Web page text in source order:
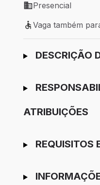
Modelo de trabalho:
Presencial
Vaga também para
Vaga também
Ir para candidatura
DESCRIÇÃO
ATRIBUIÇÕES
REQUISITOS